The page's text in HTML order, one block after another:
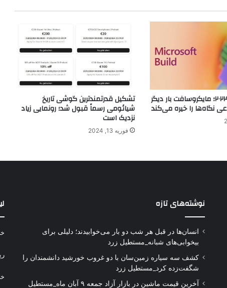
کنفرانس بیلد ۲۰۲۴؛ مایکروسافت بار دیگر
نگاه‌ها را خیره می‌کند
تشکیل قدرتمندترین گوشی تاریخ
شیائومی رسماً قبول شد؛ رونمایی زیاد
نزدیک است
فوریه 13, 2024
نوشته‌های تازه
انسان‌ها در قبل هر شب دو بار می‌خوابیدند؛ دلیلی برای
بیخوابی‌های شبانه_مستطیل زرد
کشف سه سیاره زمین‌سان با دو غروب خورشید دانشمندان را
شگفت‌زده کرد_مستطیل زرد
آخرین قیمت ماشین در بازار آزاد جمعه ۹ آبان ماه_مستطیل